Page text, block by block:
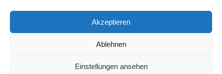
Akzeptieren
Ablehnen
Einstellungen ansehen
Spielinfo